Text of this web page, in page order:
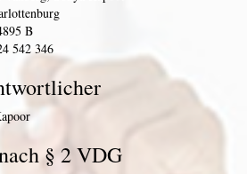
B
542 346
§ 2 VDG